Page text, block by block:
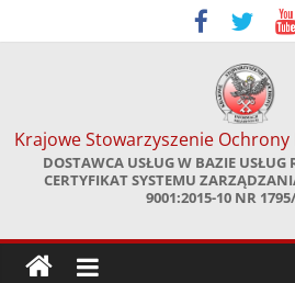
to
Krajowe Stowarzyszenie
DOSTAWCA USŁUG W BAZIE USŁUG
CERTYFIKAT SYSTEMU
9001:2015-10 NR